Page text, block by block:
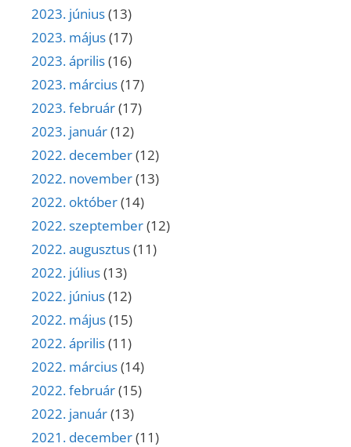
2023. június(13)
2023. május(17)
2023. április(16)
2023. március(17)
2023. február(17)
2023. január(12)
2022. december(12)
2022. november(13)
2022. október(14)
2022. szeptember(12)
2022. augusztus(11)
2022. július(13)
2022. június(12)
2022. május(15)
2022. április(11)
2022. március(14)
2022. február(15)
2022. január(13)
2021. december(11)